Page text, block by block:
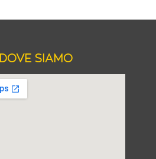
DOVE SIAMO